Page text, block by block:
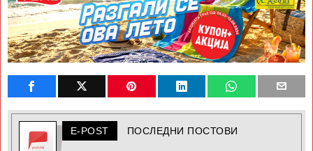
E-POST ПОСЛЕДНИ ПОСТОВИ